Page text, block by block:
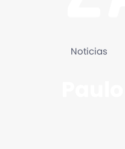
Noticias